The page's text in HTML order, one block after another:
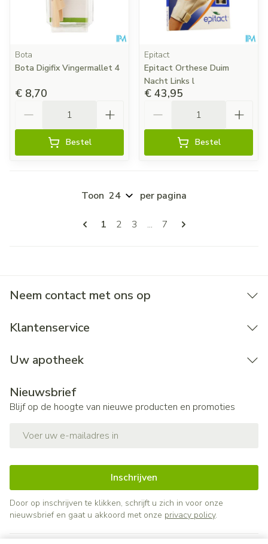
Bota
Bota Digifix Vingermallet 4
€ 8,70
Bestel
Epitact
Epitact Orthese Duim
Nacht Links l
€ 43,95
Bestel
Pagina's
U lees momenteel pagina
1 Pagina
2 Pagina
3 ... Pagina
7
Toon per pagina
Neem contact met ons op
Klantenservice
Uw apotheek
Nieuwsbrief
Blijf op de hoogte van nieuwe producten en promoties
Inschrijven
Door op inschrijven te klikken, schrijft u zich in voor onze
nieuwsbrief en gaat u akkoord met onze privacy policy.